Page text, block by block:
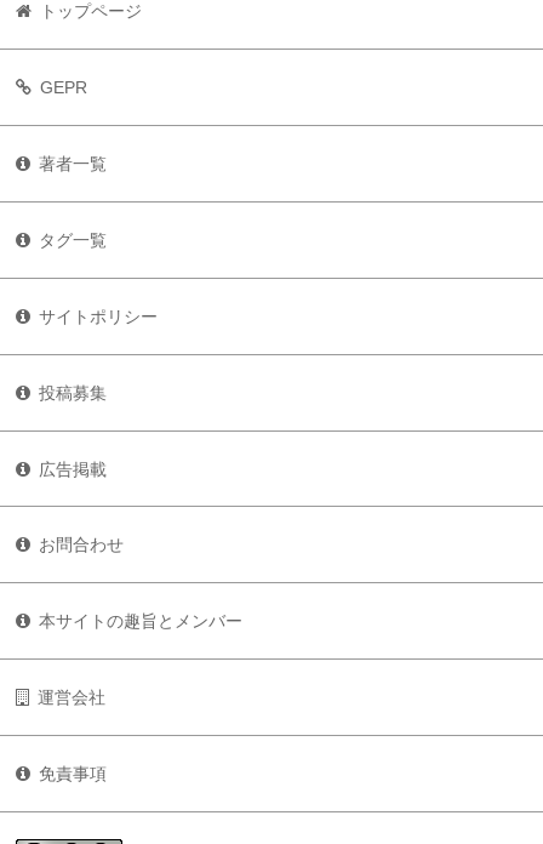
トップページ
GEPR
著者一覧
タグ一覧
サイトポリシー
投稿募集
広告掲載
お問合わせ
本サイトの趣旨とメンバー
運営会社
免責事項